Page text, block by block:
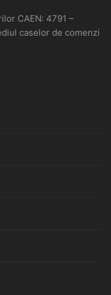
CAEN: 4791 –
caselor de comenzi